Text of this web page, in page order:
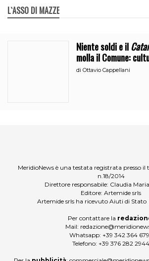
L`ASSO DI MAZZE
Niente soldi e il
molla il Comune:
ciciri?
diOttavio Cappellani
MeridioNews è una testata registrata presso
n.18/2014
Direttore responsabile: Claudia
Editore: Artemide srls
Artemide srls ha ricevuto Aiuti di Stato
Per contattare la
Mail:
Whatsapp: +39 342 364
Telefono: +39 376 282 2944